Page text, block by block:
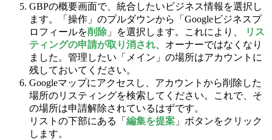
GBPの概要画面で、統合したいビジネス情報を選択し
ます。「操作」のプルダウンから「Googleビジネスプ
ロフィールを削除 」を選択します。これにより、
リス
ティングの申請が取り消され 、オーナーではなくなり
ました。管理したい「メイン」の場所はアカウントに
残しておいてください。
Googleマップにアクセスし、アカウントから削除した
場所のリスティングを検索してください。これで、そ
の場所は申請解除されているはずです。
リストの下部にある「 編集を提案 」ボタンをクリック
します。